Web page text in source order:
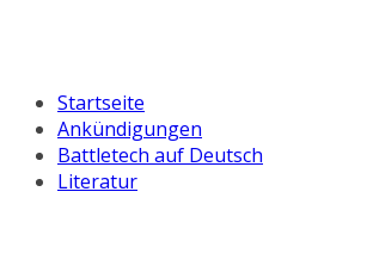
Startseite
Ankündigungen
Battletech auf Deutsch
Literatur